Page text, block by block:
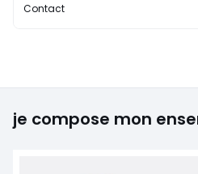
Contact
je compose mon